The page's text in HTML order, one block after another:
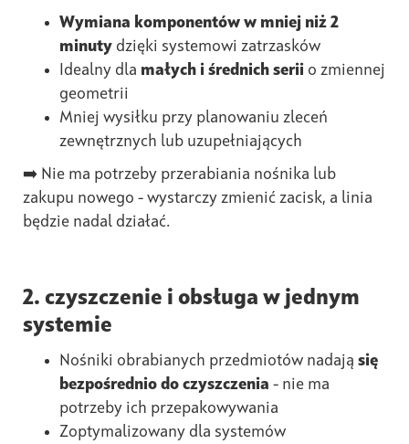
Wymiana komponentów w mniej niż 2
minuty dzięki systemowi zatrzasków
Idealny dla małych i średnich serii o zmiennej
geometrii
Mniej wysiłku przy planowaniu zleceń
zewnętrznych lub uzupełniających
➡️ Nie ma potrzeby przerabiania nośnika lub
zakupu nowego - wystarczy zmienić zacisk, a linia
będzie nadal działać.
2. czyszczenie i obsługa w jednym
systemie
Nośniki obrabianych przedmiotów nadają się
bezpośrednio do czyszczenia - nie ma
potrzeby ich przepakowywania
Zoptymalizowany dla systemów